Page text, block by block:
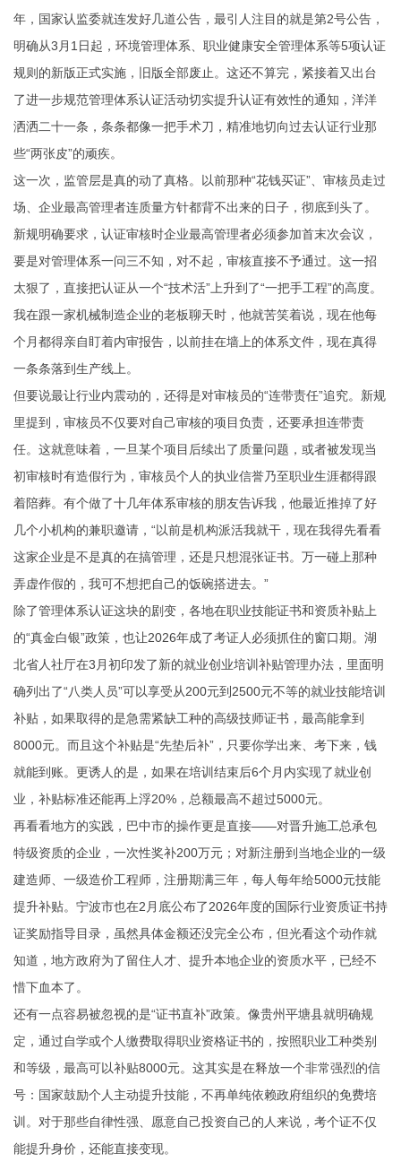
年，国家认监委就连发好几道公告，最引人注目的就是第2号公告，
明确从3月1日起，环境管理体系、职业健康安全管理体系等5项认证
规则的新版正式实施，旧版全部废止。这还不算完，紧接着又出台
了进一步规范管理体系认证活动切实提升认证有效性的通知，洋洋
洒洒二十一条，条条都像一把手术刀，精准地切向过去认证行业那
些“两张皮”的顽疾。
这一次，监管层是真的动了真格。以前那种“花钱买证”、审核员走过
场、企业最高管理者连质量方针都背不出来的日子，彻底到头了。
新规明确要求，认证审核时企业最高管理者必须参加首末次会议，
要是对管理体系一问三不知，对不起，审核直接不予通过。这一招
太狠了，直接把认证从一个“技术活”上升到了“一把手工程”的高度。
我在跟一家机械制造企业的老板聊天时，他就苦笑着说，现在他每
个月都得亲自盯着内审报告，以前挂在墙上的体系文件，现在真得
一条条落到生产线上。
但要说最让行业内震动的，还得是对审核员的“连带责任”追究。新规
里提到，审核员不仅要对自己审核的项目负责，还要承担连带责
任。这就意味着，一旦某个项目后续出了质量问题，或者被发现当
初审核时有造假行为，审核员个人的执业信誉乃至职业生涯都得跟
着陪葬。有个做了十几年体系审核的朋友告诉我，他最近推掉了好
几个小机构的兼职邀请，“以前是机构派活我就干，现在我得先看看
这家企业是不是真的在搞管理，还是只想混张证书。万一碰上那种
弄虚作假的，我可不想把自己的饭碗搭进去。”
除了管理体系认证这块的剧变，各地在职业技能证书和资质补贴上
的“真金白银”政策，也让2026年成了考证人必须抓住的窗口期。湖
北省人社厅在3月初印发了新的就业创业培训补贴管理办法，里面明
确列出了“八类人员”可以享受从200元到2500元不等的就业技能培训
补贴，如果取得的是急需紧缺工种的高级技师证书，最高能拿到
8000元。而且这个补贴是“先垫后补”，只要你学出来、考下来，钱
就能到账。更诱人的是，如果在培训结束后6个月内实现了就业创
业，补贴标准还能再上浮20%，总额最高不超过5000元。
再看看地方的实践，巴中市的操作更是直接——对晋升施工总承包
特级资质的企业，一次性奖补200万元；对新注册到当地企业的一级
建造师、一级造价工程师，注册期满三年，每人每年给5000元技能
提升补贴。宁波市也在2月底公布了2026年度的国际行业资质证书持
证奖励指导目录，虽然具体金额还没完全公布，但光看这个动作就
知道，地方政府为了留住人才、提升本地企业的资质水平，已经不
惜下血本了。
还有一点容易被忽视的是“证书直补”政策。像贵州平塘县就明确规
定，通过自学或个人缴费取得职业资格证书的，按照职业工种类别
和等级，最高可以补贴8000元。这其实是在释放一个非常强烈的信
号：国家鼓励个人主动提升技能，不再单纯依赖政府组织的免费培
训。对于那些自律性强、愿意自己投资自己的人来说，考个证不仅
能提升身价，还能直接变现。